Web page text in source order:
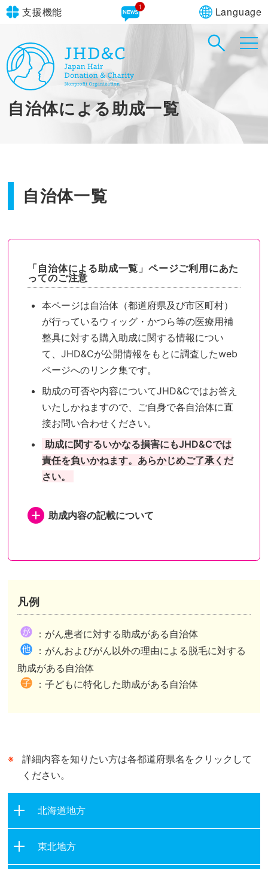
支援機能
文字サイズ 標準
青 黒
やさしいにほんご
Language
in simple English
自治体による助成一覧
自治体一覧
「自治体による助成一覧」ページご利用にあた
ってのご注意
本ページは自治体（都道府県及び市区町村）
が行っているウィッグ・かつら等の医療用補
整具に対する購入助成に関する情報につい
て、JHD&Cが公開情報をもとに調査したweb
ページへのリンク集です。
助成の可否や内容についてJHD&Cではお答え
いたしかねますので、ご自身で各自治体に直
接お問い合わせください。
助成に関するいかなる損害にもJHD&Cでは
責任を負いかねます。あらかじめご了承くだ
さい。
助成内容の記載について
都道府県内市区町村が助成を行いその情報を都道府県がまとめたケースがあります。
市区町村独自の助成がある自治体は、自治体公式ホームページの助成事業ページまたは概要が記されたページへリンクしています。
市区町村独自の助成がない自治体は、自治体公式ホームページのトップページへリンクしています。
都道府県が行う助成との併用可、不可は市区町村によって異なります。
凡例
：がん患者に対する助成がある自治体
：がんおよびがん以外の理由による脱毛に対する
助成がある自治体
：子どもに特化した助成がある自治体
詳細内容を知りたい方は各都道府県名をクリックして
ください。
北海道地方
東北地方